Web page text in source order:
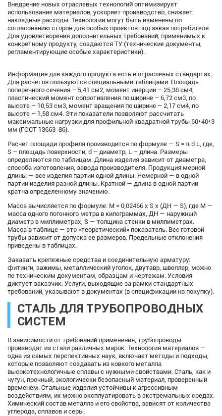
Внедрение новых отраслевых технологий оптимизирует
использование материалов, ускоряет производство, снижает
накладные расходы. Технологии могут быть изменены по
согласованию сторон для особых проектов под заказ потребителя.
Для удовлетворения дополнительных требований, применимых к
конкретному продукту, создаются ТУ (технические документы,
регламентирующие особые характеристики).
Информация для каждого продукта есть в отраслевых стандартах.
Для расчетов пользуются специальными таблицами. Площадь
поперечного сечения – 5,41 см2, момент инерции – 25,38 см4,
пластический момент сопротивления по ширине – 6,72 см3, по
высоте – 10,53 см3, момент вращения по ширине – 2,17 см4, по
высоте – 1,58 см4. Эти показатели позволяют рассчитать
максимальные нагрузки для профильной квадратной трубы 60*40*3
мм (ГОСТ 13663-86).
Расчет площади профиля производится по формуле — S = π d L, где,
S – площадь поверхности, d – диаметр, L – длина. Размеры
определяются по таблицам. Длина изделия зависит от диаметра,
способа изготовления, завода производителя. Продукция мерной
длины — все изделия партии одной длины. Немерной — в одной
партии изделия разной длины. Кратной — длина в одной партии
кратна определенному значению.
Масса вычисляется по формуле: М = 0,02466 x S x (ДН — S), где М —
масса одного погонного метра в килограммах, ДН — наружный
диаметр в миллиметрах, S — толщина стенки в миллиметрах.
Масса в таблице — это «теоретический» показатель. Вес готовой
трубы зависит от допуска ее размеров. Предельные отклонения
приведены в таблицах.
Заказать крепежные средства и соединительную арматуру:
фитинги, зажимы, металлический уголок, двутавр, швеллер, можно
по техническим документам, образцам и чертежам. Условия
диктует заказчик. Услуги, выходящие за рамки стандартных
требований, указывают в документах (в спецификации на покупку).
СТАЛЬ ДЛЯ ТРУБОПРОВОДНЫХ
СИСТЕМ
В зависимости от требований применения, трубопроводы
производят из стали различных марок. Технология материалов —
одна из самых перспективных наук, включает методы и подходы,
которые позволяют создавать из ковкого металла
высокотехнологичные сплавы с нужными свойствами. Сталь, как и
чугун, прочный, экологически безопасный материал, проверенный
временем. Стальные изделия устойчивы к агрессивным
воздействиям, их можно эксплуатировать в экстремальных средах.
Химический состав металла и его свойства, зависят от количества
углерода, сплавов и серы.